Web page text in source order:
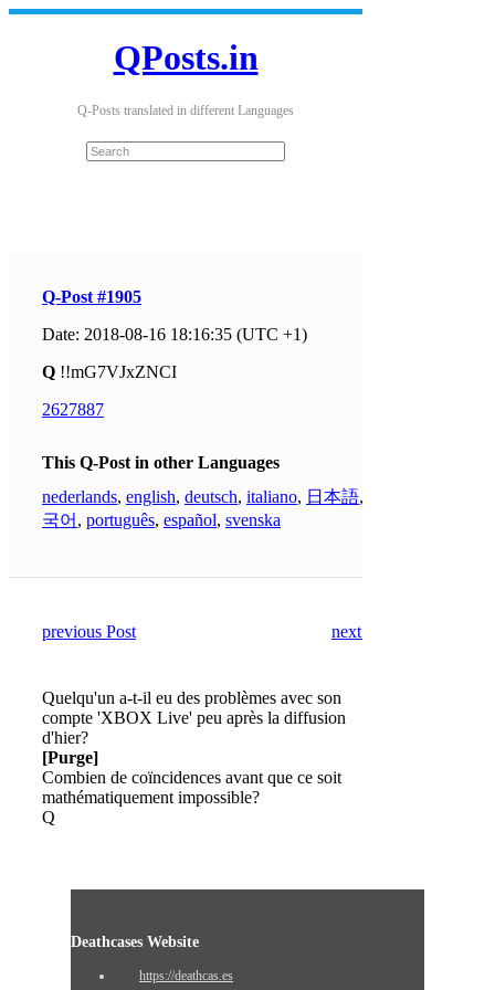
QPosts.in
Q-Posts translated in different Languages
Q-Post #1905
Date: 2018-08-16 18:16:35 (UTC +1)
Q !!mG7VJxZNCI
2627887
This Q-Post in other Languages
nederlands, english, deutsch, italiano, 日本語,
국어 , português, español, svenska
previous Post next Post
Quelqu'un a-t-il eu des problèmes avec son
compte 'XBOX Live' peu après la diffusion
d'hier?
[Purge]
Combien de coïncidences avant que ce soit
mathématiquement impossible?
Q
Deathcases Website
https://deathcas.es